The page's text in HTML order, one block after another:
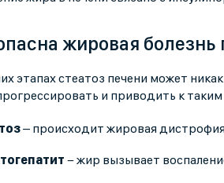
жировая болезнь
этапах стеатоз печени может
и приводить к
– происходит жировая
− жир вызывает